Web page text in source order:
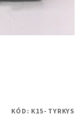
KÓD: K15- TYRKYS